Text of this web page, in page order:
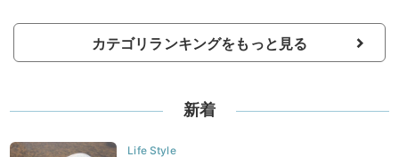
カテゴリランキングをもっと見る
新着